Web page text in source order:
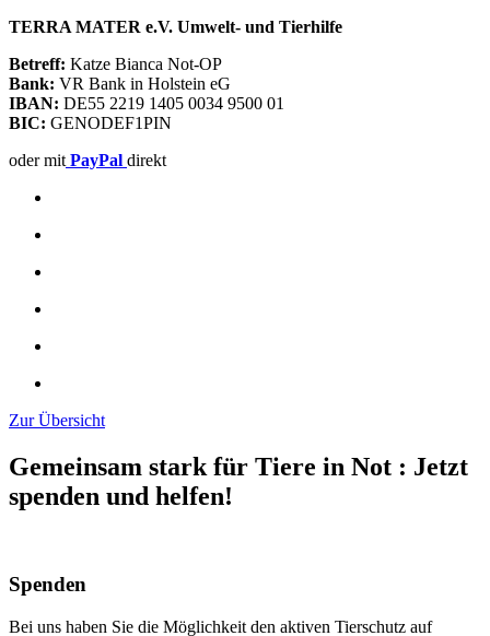
TERRA MATER e.V. Umwelt- und Tierhilfe
Betreff: Katze Bianca Not-OP
Bank: VR Bank in Holstein eG
IBAN: DE55 2219 1405 0034 9500 01
BIC: GENODEF1PIN
oder mit PayPal direkt
Zur Übersicht
Gemeinsam stark für Tiere in Not : Jetzt
spenden und helfen!
Spenden
Bei uns haben Sie die Möglichkeit den aktiven Tierschutz auf